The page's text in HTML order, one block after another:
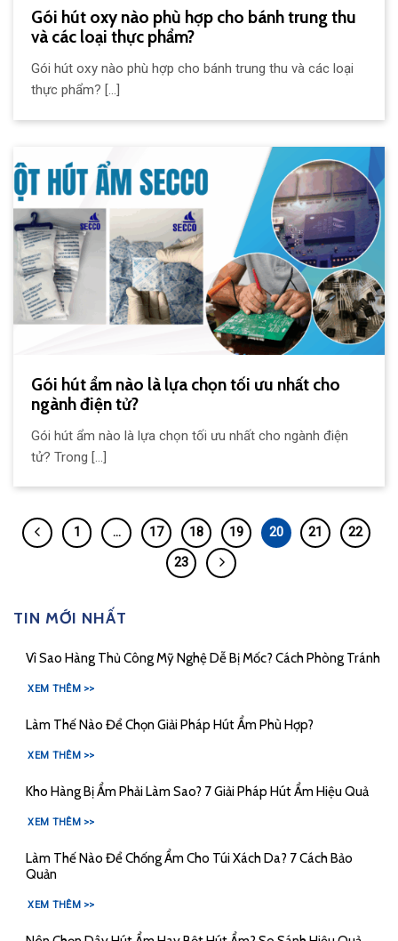
Gói hút oxy nào phù hợp cho bánh trung thu
và các loại thực phẩm?
Gói hút oxy nào phù hợp cho bánh trung thu và các loại
thực phẩm? [...]
Gói hút ẩm nào là lựa chọn tối ưu nhất cho
ngành điện tử?
Gói hút ẩm nào là lựa chọn tối ưu nhất cho ngành điện
tử? Trong [...]
1 … 17 18 19 20 21
22
23
TIN MỚI NHẤT
Vì Sao Hàng Thủ Công Mỹ Nghệ Dễ Bị Mốc? Cách Phòng Tránh
XEM THÊM >>
Làm Thế Nào Để Chọn Giải Pháp Hút Ẩm Phù Hợp?
XEM THÊM >>
Kho Hàng Bị Ẩm Phải Làm Sao? 7 Giải Pháp Hút Ẩm Hiệu Quả
XEM THÊM >>
Làm Thế Nào Để Chống Ẩm Cho Túi Xách Da? 7 Cách Bảo
Quản
XEM THÊM >>